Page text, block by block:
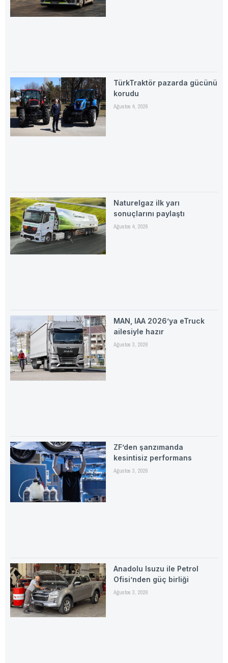
TürkTraktör pazarda gücünü
korudu
Ağustos 4, 2026
Naturelgaz ilk yarı
sonuçlarını paylaştı
Ağustos 4, 2026
MAN, IAA 2026’ya eTruck
ailesiyle hazır
Ağustos 3, 2026
ZF’den şanzımanda
kesintisiz performans
Ağustos 3, 2026
Anadolu Isuzu ile Petrol
Ofisi’nden güç birliği
Ağustos 3, 2026